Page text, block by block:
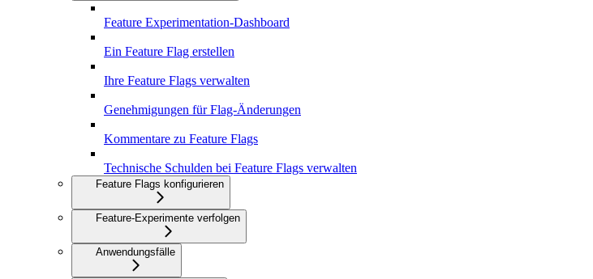
Feature Experimentation-Dashboard
Ein Feature Flag erstellen
Ihre Feature Flags verwalten
Genehmigungen für Flag-Änderungen
Kommentare zu Feature Flags
Technische Schulden bei Feature Flags verwalten
Feature Flags konfigurieren
Feature-Experimente verfolgen
Anwendungsfälle